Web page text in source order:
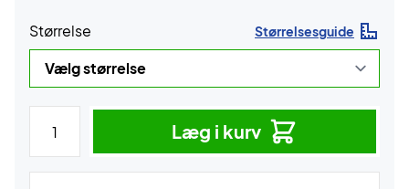
Størrelse Størrelsesguide
Læg i kurv